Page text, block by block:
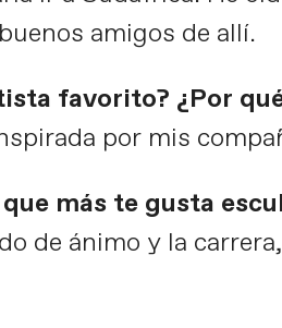
amigos de allí.
favorito? ¿Por
por mis
más te gusta
de ánimo y la